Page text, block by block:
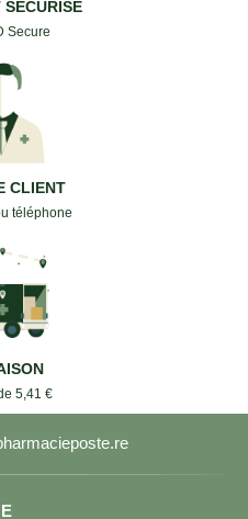
SECURISE
Secure
CLIENT
téléphone
5,41 €